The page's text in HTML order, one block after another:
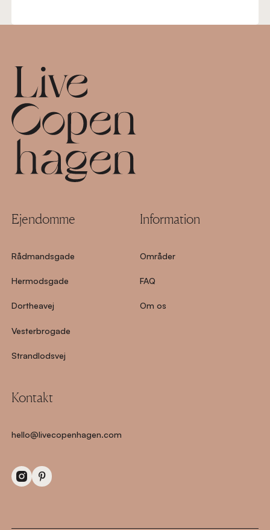
Ejendomme
Rådmandsgade
Hermodsgade
Dortheavej
Vesterbrogade
Strandlodsvej
Information
Områder
FAQ
Om os
Kontakt
hello@livecopenhagen.com